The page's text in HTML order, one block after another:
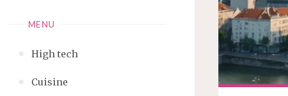
MENU
High tech
Cuisine